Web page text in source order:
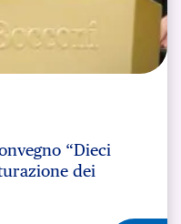
“Dieci
dei